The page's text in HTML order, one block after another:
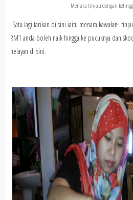
Menara tinjau dengan
Satu lagi tarikan di sini iaitu menara kawalan
RM1 anda boleh naik hingga ke pucuknya dan
nelayan di sini.